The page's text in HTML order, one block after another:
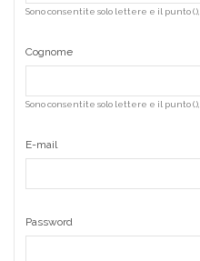
Sono consentite solo lettere e il punto
Cognome
Sono consentite solo lettere e il punto
E-mail
Password